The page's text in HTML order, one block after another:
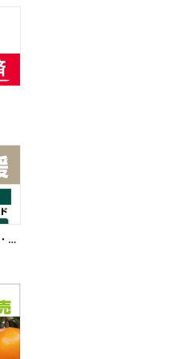
ビジネスを応援〈ビジネスカード・コーポレートカード〉